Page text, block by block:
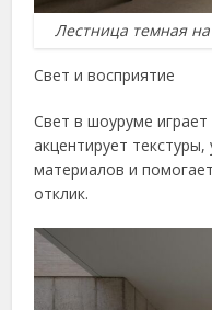
Лестница темная
Свет и восприятие
Свет в шоуруме
акцентирует
материалов и
отклик.